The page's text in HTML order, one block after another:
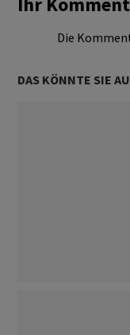
Die
DAS KÖNNTE SIE